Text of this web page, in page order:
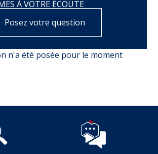
À VOTRE ÉCOUTE
Posez votre question
n'a été posée pour le moment